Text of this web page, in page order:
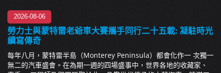
2026-08-06
勞力士與蒙特雷老爺車大賽攜手同行二十五載: 凝駐時光
續寫傳奇
每年八月，蒙特雷半島（Monterey Peninsula）都會化作一 次獨一
無二的汽車盛會。在為期一週的四場盛事中，世界各地的收藏家、